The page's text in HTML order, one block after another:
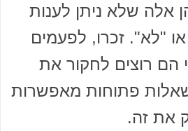
אלה שלא ניתן לענות
או "לא". זכרו, לפעמים
הם רוצים לחקור את
פתוחות מאפשרות
את זה.